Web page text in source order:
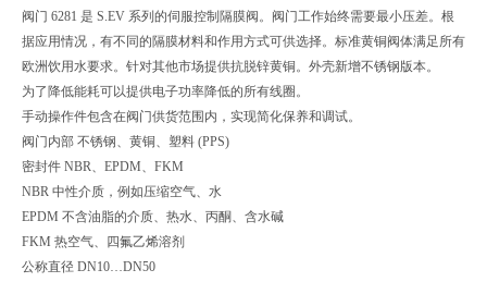
阀门 6281 是 S.EV 系列的伺服控制隔膜阀。阀门工作始终需要最小压差。根
据应用情况，有不同的隔膜材料和作用方式可供选择。标准黄铜阀体满足所有
欧洲饮用水要求。针对其他市场提供抗脱锌黄铜。外壳新增不锈钢版本。
为了降低能耗可以提供电子功率降低的所有线圈。
手动操作件包含在阀门供货范围内，实现简化保养和调试。
阀门内部 不锈钢、黄铜、塑料 (PPS)
密封件 NBR、EPDM、FKM
NBR 中性介质，例如压缩空气、水
EPDM 不含油脂的介质、热水、丙酮、含水碱
FKM 热空气、四氟乙烯溶剂
公称直径 DN10…DN50